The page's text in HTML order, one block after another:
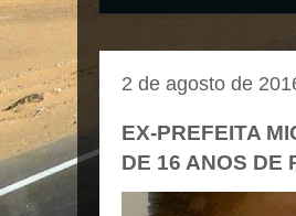
2 de agosto de
EX-PREFEITA
DE 16 ANOS DE